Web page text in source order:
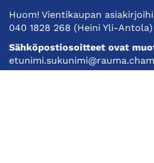
Huom! Vientikaupan
040 1828 268 (Heini Yli-Antola)
Sähköpostiosoitteet ovat